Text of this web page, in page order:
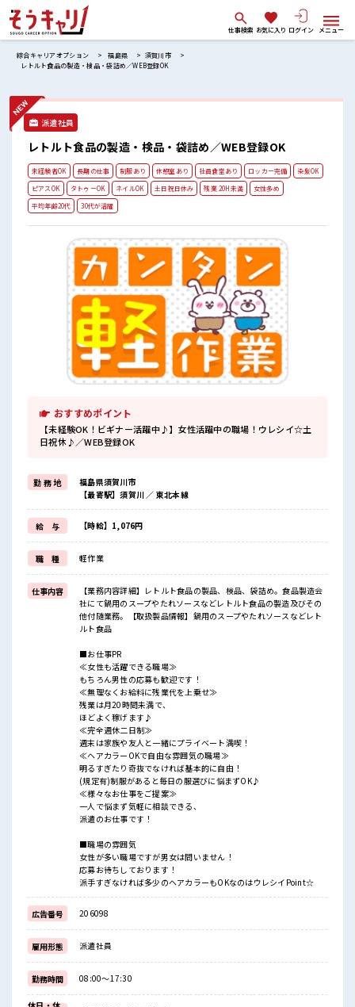
仕事検索 お気に入り ログイン メニュー
綜合キャリアオプション 福島県
須賀川市
レトルト食品の製造・検品・袋詰め／WEB登録OK
派遣社員
レトルト食品の製造・検品・袋詰め／WEB登録OK
未経験者OK 長期の仕事 制服あり 休憩室あり 社員食堂あり ロッカー完備
染髪OK
ピアスOK
タトゥーOK ネイルOK 土日祝日休み 残業 20H未満
女性多め
平均年齢20代
30代が活躍
おすすめポイント
【未経験OK！ビギナー活躍中♪】女性活躍中の職場！ウレシイ☆土
日祝休♪／WEB登録OK
勤 務 地
福島県須賀川市
【最寄駅】須賀川 ／ 東北本線
給 与 【時給】1,076円
職 種 軽作業
仕事内容
【業務内容詳細】レトルト食品の製品、検品、袋詰め。食品製造会
社にて鍋用のスープやたれソースなどレトルト食品の製造及びその
他付随業務。【取扱製品情報】鍋用のスープやたれソースなどレト
ルト食品
■お仕事PR
≪女性も活躍できる職場≫
もちろん男性の応募も歓迎です！
≪無理なくお給料に残業代を上乗せ≫
残業は月20時間未満で、
ほどよく稼げます♪
≪完全週休二日制≫
週末は家族や友人と一緒にプライベート満喫！
≪ヘアカラーOKで自由な雰囲気の職場≫
明るすぎたり奇抜でなければ基本的に自由！
(規定有)制服があると毎日の服選びに悩まずOK♪
≪様々なお仕事をご提案≫
一人で悩まず気軽に相談できる、
派遣のお仕事です！
■職場の雰囲気
女性が多い職場ですが男女は問いません！
応募お待ちしております！
派手すぎなければ多少のヘアカラーもOKなのはウレシイPoint☆
広告番号 206098
雇用形態 派遣社員
勤務時間 08:00～17:30